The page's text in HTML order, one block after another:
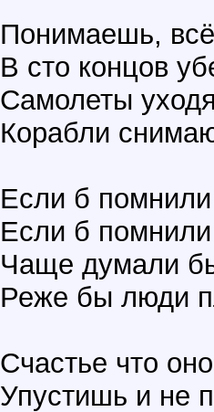
Понимаешь,
В сто концов
Самолеты
Корабли
Если б
Если б
Чаще думали
Реже бы люди
Счастье что
Упустишь и не